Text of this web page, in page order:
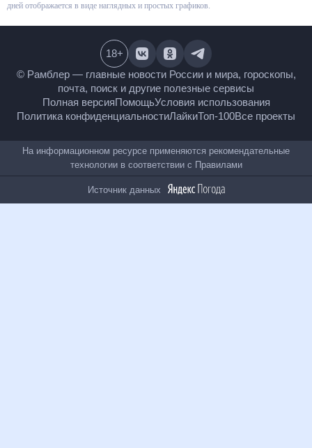
дней отображается в виде наглядных и простых графиков.
© Рамблер — главные новости России и мира,
гороскопы, почта, поиск и другие полезные сервисы
Полная версияПомощьУсловия использования
Политика конфиденциальностиЛайкиТоп-100
18+
На информационном ресурсе применяются
рекомендательные технологии в соответствии сПравилами
Источник данных